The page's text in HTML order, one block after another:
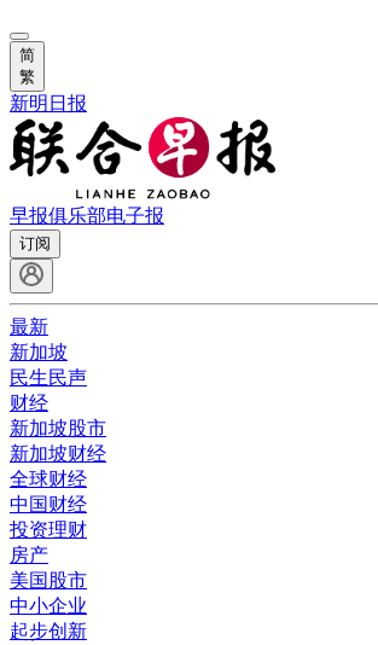
简
繁
新明日报
早报俱乐部电子报
订阅
最新
新加坡
民生民声
财经
新加坡股市
新加坡财经
全球财经
中国财经
投资理财
房产
美国股市
中小企业
起步创新